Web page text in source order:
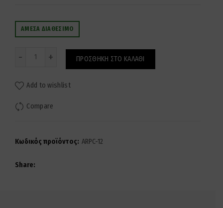
ΆΜΕΣΑ ΔΙΑΘΈΣΙΜΟ
ΠΡΟΣΘΉΚΗ ΣΤΟ ΚΑΛΆΘΙ
Add to wishlist
Compare
Κωδικός προϊόντος: ARPC-12
Share